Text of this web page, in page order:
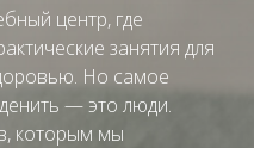
центр, где
занятия для
Но самое
— это люди.
которым мы